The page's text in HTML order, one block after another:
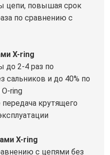
цепи, повышая срок
по сравнению с
X-ring
до 2-4 раз по
сальников и до 40% по
ring
крутящего
X-ring
с цепями без